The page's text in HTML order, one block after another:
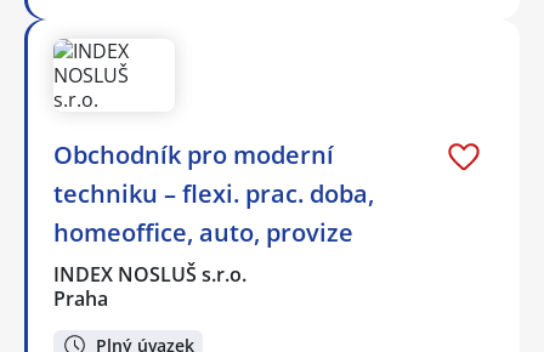
Obchodník pro moderní
techniku – flexi. prac. doba,
homeoffice, auto, provize
INDEX NOSLUŠ s.r.o.
Praha
Plný úvazek